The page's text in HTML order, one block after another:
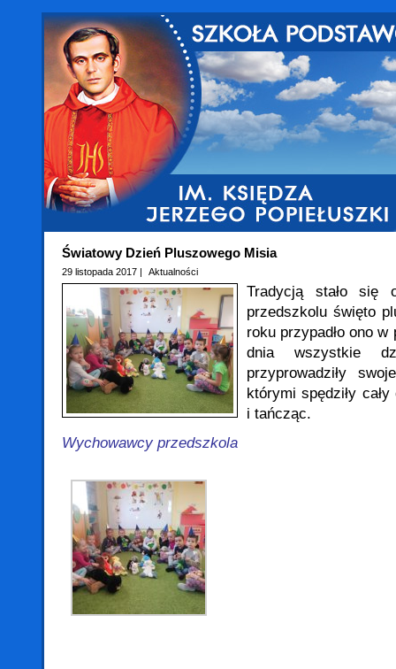
Światowy Dzień Pluszowego Misia
29 listopada 2017 | Aktualności
Tradycją stało się
przedszkolu święto
roku przypadło ono
dnia wszystkie
przyprowadziły
którymi spędziły
i tańcząc.
Wychowawcy przedszkola